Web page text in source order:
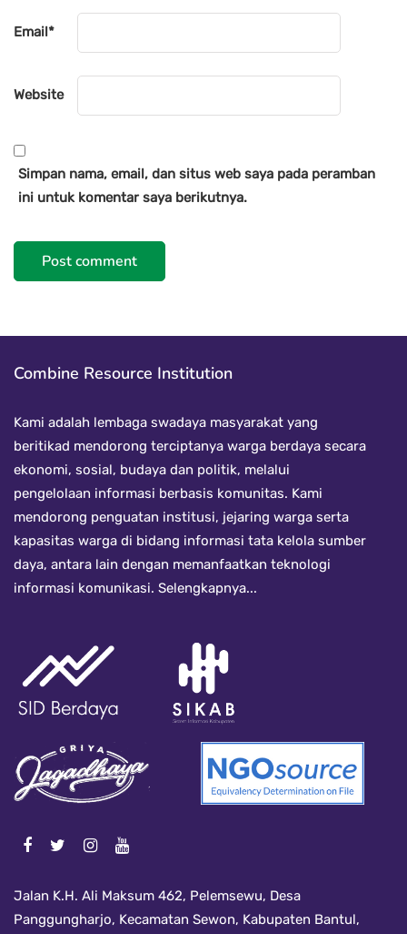
Email*
Website
Simpan nama, email, dan situs web saya pada peramban
ini untuk komentar saya berikutnya.
Combine Resource Institution
Kami adalah lembaga swadaya masyarakat yang
beritikad mendorong terciptanya warga berdaya secara
ekonomi, sosial, budaya dan politik, melalui
pengelolaan informasi berbasis komunitas. Kami
mendorong penguatan institusi, jejaring warga serta
kapasitas warga di bidang informasi tata kelola sumber
daya, antara lain dengan memanfaatkan teknologi
informasi komunikasi. Selengkapnya...
Jalan K.H. Ali Maksum 462, Pelemsewu, Desa
Panggungharjo, Kecamatan Sewon, Kabupaten Bantul,